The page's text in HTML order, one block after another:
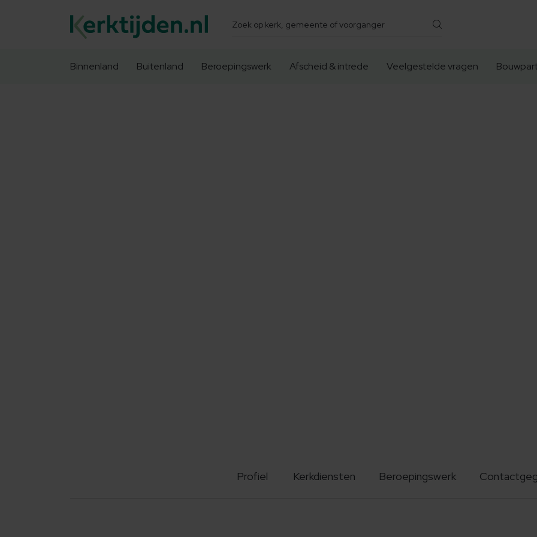
Zoeken
Binnenland Buitenland Beroepingswerk Afscheid & intrede Veelgestelde vragen
Profiel Kerkdiensten Beroepingswerk